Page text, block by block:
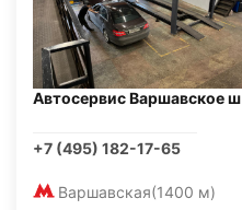
Автосервис Варшавское ш
+7 (495) 182-17-65
Варшавская(1400 м)